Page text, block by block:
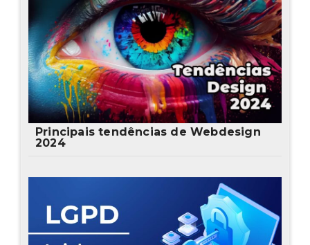
Principais tendências de Webdesign
2024